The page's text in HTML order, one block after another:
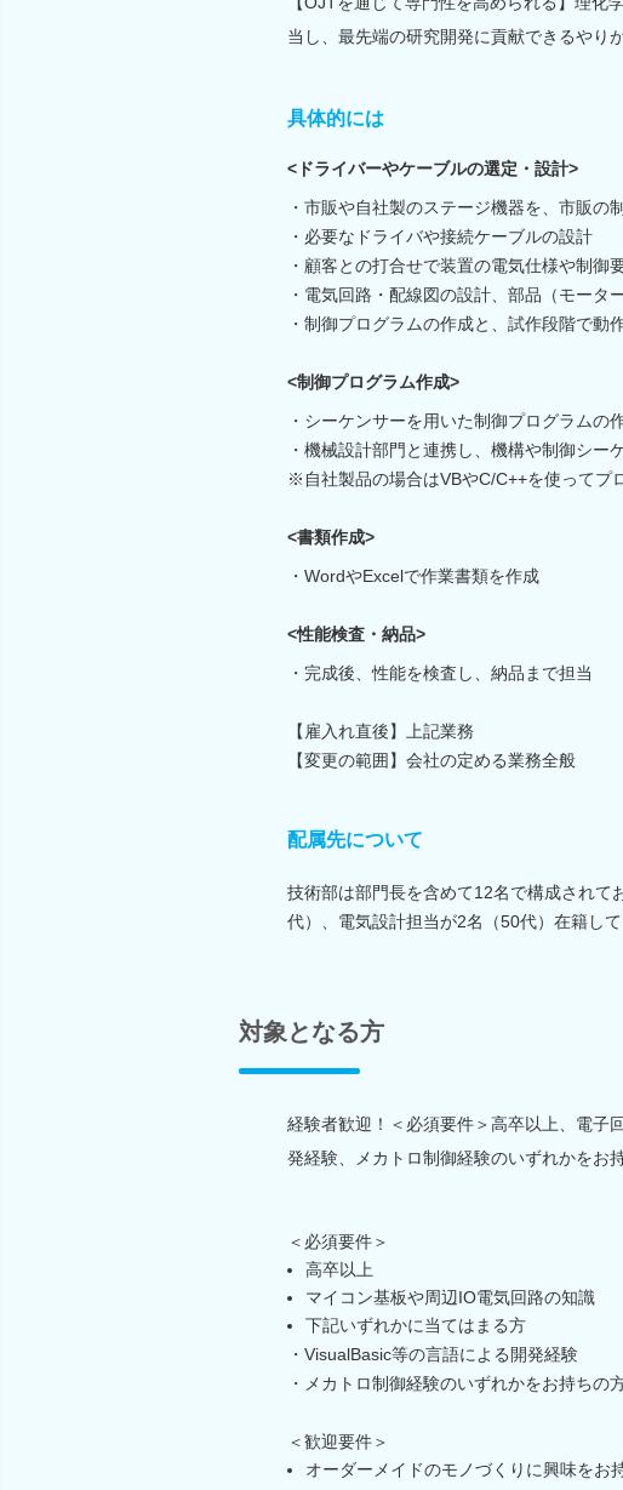
当し、最先端の研究開発に貢献できるやり
具体的には
<ドライバーやケーブルの選定・設計>
・市販や自社製のステージ機器を、市販の
・必要なドライバや接続ケーブルの設計
・顧客との打合せで装置の電気仕様や制御
・電気回路・配線図の設計、部品（モータ
・制御プログラムの作成と、試作段階で動
<制御プログラム作成>
・シーケンサーを用いた制御プログラムの
・機械設計部門と連携し、機構や制御シー
※自社製品の場合はVBやC/C++を使ってプ
<書類作成>
・WordやExcelで作業書類を作成
<性能検査・納品>
・完成後、性能を検査し、納品まで担当
【雇入れ直後】上記業務
【変更の範囲】会社の定める業務全般
配属先について
技術部は部門長を含めて12名で構成され
代）、電気設計担当が2名（50代）在籍して
対象となる方
経験者歓迎！＜必須要件＞高卒以上、電子
発経験、メカトロ制御経験のいずれかをお
＜必須要件＞
高卒以上
マイコン基板や周辺IO電気回路の知識
下記いずれかに当てはまる方
・VisualBasic等の言語による開発経験
・メカトロ制御経験のいずれかをお持ちの
＜歓迎要件＞
オーダーメイドのモノづくりに興味をお